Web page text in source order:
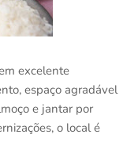
excelente
espaço agradável
e jantar por
o local é